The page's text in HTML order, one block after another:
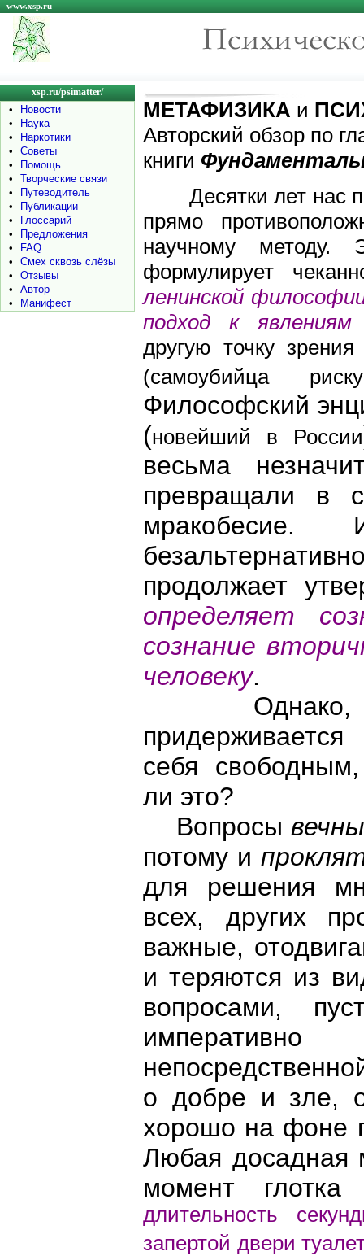
www.xsp.ru
xsp.ru/psimatter/
•
Новости
•
Наука
•
Наркотики
•
Советы
•
Помощь
•
Творческие связи
•
Путеводитель
•
Публикации
•
Глоссарий
•
Предложения
•
FAQ
•
Смех сквозь слёзы
•
Отзывы
•
Автор
•
Манифест
МЕТАФИЗИКА и
Авторский обзор по
книги
Десятки лет нас
прямо
научному методу.
формулирует
ленинской
подход к
другую точку
(самоубийца
Философский
(новейший в России
весьма
превращали в
продолжает
определяет
сознание
человеку.
Однако,
себя
ли это?
Вопросы
потому и
для решения
всех, других
важные,
и теряются из
вопросами,
о добре и зле,
хорошо на фоне
Любая досадная
момент
длительность
запертой двери